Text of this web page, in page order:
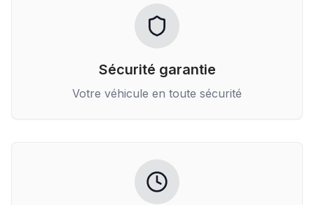
Sécurité garantie
Votre véhicule en toute sécurité